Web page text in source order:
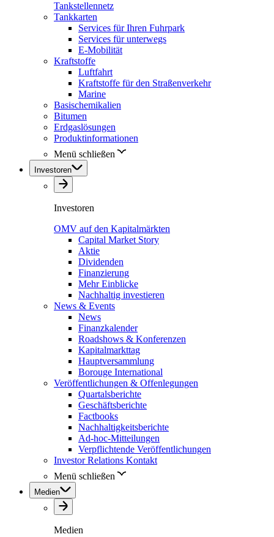
Tankstellennetz
Tankkarten
Services für Ihren Fuhrpark
Services für unterwegs
E-Mobilität
Kraftstoffe
Luftfahrt
Kraftstoffe für den Straßenverkehr
Marine
Basischemikalien
Bitumen
Erdgaslösungen
Produktinformationen
Menü schließen
Investoren
Investoren
OMV auf den Kapitalmärkten
Capital Market Story
Aktie
Dividenden
Finanzierung
Mehr Einblicke
Nachhaltig investieren
News & Events
News
Finanzkalender
Roadshows & Konferenzen
Kapitalmarkttag
Hauptversammlung
Borouge International
Veröffentlichungen & Offenlegungen
Quartalsberichte
Geschäftsberichte
Factbooks
Nachhaltigkeitsberichte
Ad-hoc-Mitteilungen
Verpflichtende Veröffentlichungen
Investor Relations Kontakt
Menü schließen
Medien
Medien